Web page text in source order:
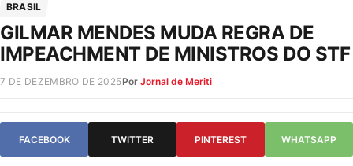
BRASIL
GILMAR MENDES MUDA REGRA DE
IMPEACHMENT DE MINISTROS DO STF
7 DE DEZEMBRO DE 2025Por Jornal de Meriti
FACEBOOK TWITTER PINTEREST WHATSAPP